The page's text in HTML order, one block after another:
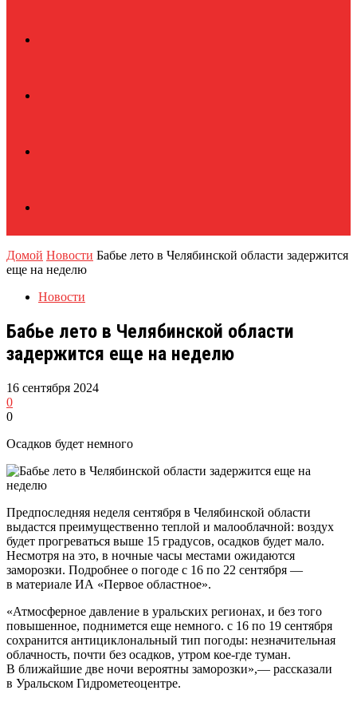
Домой Новости Бабье лето в Челябинской области задержится
еще на неделю
Новости
Бабье лето в Челябинской области
задержится еще на неделю
16 сентября 2024
0
0
Осадков будет немного
Предпоследняя неделя сентября в Челябинской области
выдастся преимущественно теплой и малооблачной: воздух
будет прогреваться выше 15 градусов, осадков будет мало.
Несмотря на это, в ночные часы местами ожидаются
заморозки. Подробнее о погоде с 16 по 22 сентября —
в материале ИА «Первое областное».
«Атмосферное давление в уральских регионах, и без того
повышенное, поднимется еще немного. с 16 по 19 сентября
сохранится антициклональный тип погоды: незначительная
облачность, почти без осадков, утром кое-где туман.
В ближайшие две ночи вероятны заморозки»,— рассказали
в Уральском Гидрометеоцентре.